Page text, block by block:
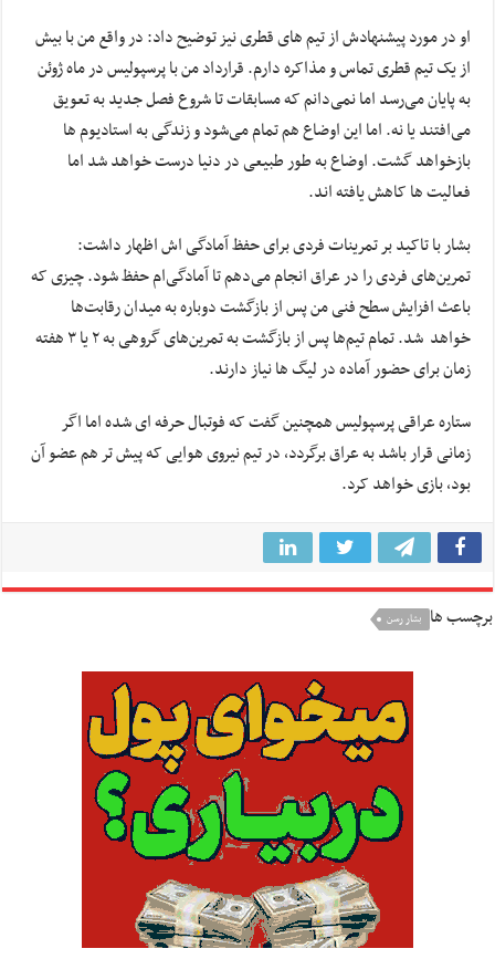
او در مورد پیشنهادش از تیم های قطری نیز توضیح داد: در واقع من با بیش
از یک تیم قطری تماس و مذاکره دارم. قرارداد من با پرسپولیس در ماه ژوئن
به پایان می‌رسد اما نمی‌دانم که مسابقات تا شروع فصل جدید به تعویق
می‌افتند یا نه. اما این اوضاع هم تمام می‌شود و زندگی به استادیوم ها
بازخواهد گشت. اوضاع به طور طبیعی در دنیا درست خواهد شد اما
فعالیت ها کاهش یافته اند.
بشار با تاکید بر تمرینات فردی برای حفظ آمادگی اش اظهار داشت:
تمرین‌های فردی را در عراق انجام می‌دهم تا آمادگی‌ام حفظ شود. چیزی که
باعث افزایش سطح فنی من پس از بازگشت دوباره به میدان رقابت‌ها
خواهد شد. تمام تیم‌ها پس از بازگشت به تمرین‌های گروهی به ۲ یا ۳ هفته
زمان برای حضور آماده در لیگ ها نیاز دارند.
ستاره عراقی پرسپولیس همچنین گفت که فوتبال حرفه ای شده اما اگر
زمانی قرار باشد به عراق برگردد، در تیم نیروی هوایی که پیش تر هم عضو آن
بود، بازی خواهد کرد.
برچسب ها بشار رسن